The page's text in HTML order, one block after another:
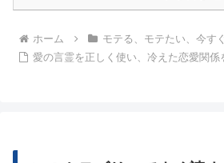
ホーム
モテる、モテたい、今す
愛の言霊を正しく使い、冷えた恋愛関